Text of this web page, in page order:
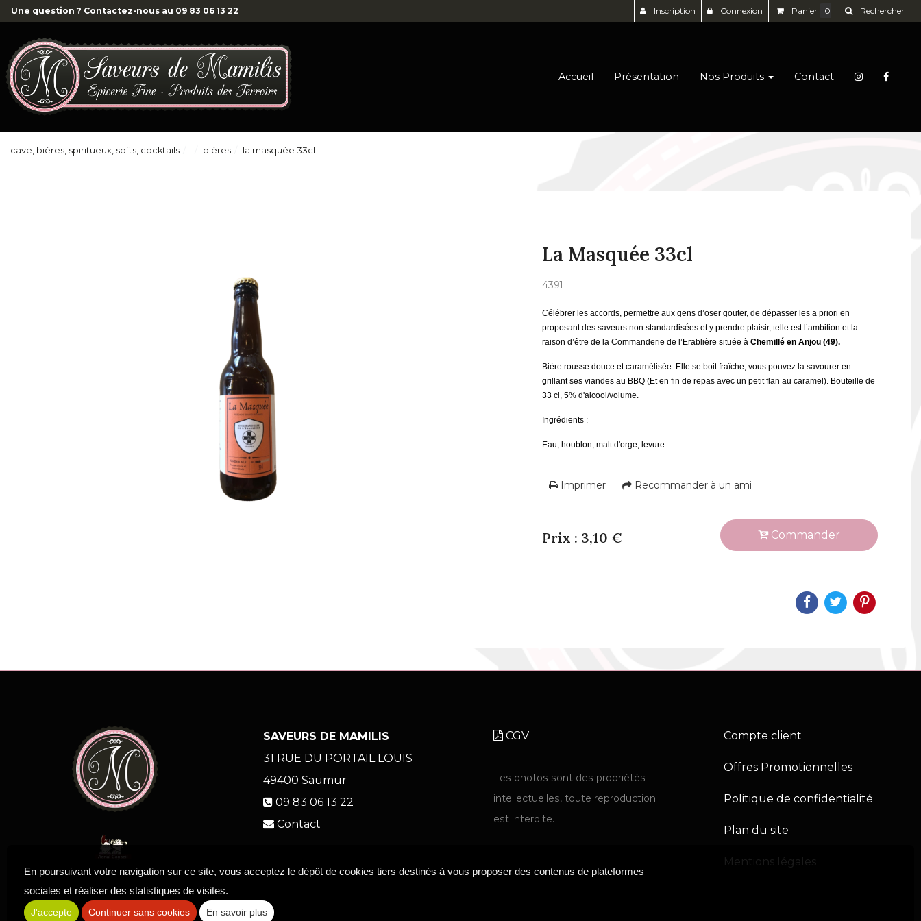
Accueil Présentation Nos Produits Contact
cave, bières, spiritueux, softs, cocktails bières la masquée 33cl
La Masquée 33cl
4391
Célébrer les accords, permettre aux gens d’oser gouter, de dépasser les a priori en
proposant des saveurs non standardisées et y prendre plaisir, telle est l’ambition et la
raison d’être de la Commanderie de l’Erablière située à Chemillé en Anjou (49).
Bière rousse douce et caramélisée.Elle se boit fraîche, vous pouvez la savourer en
grillant ses viandes au BBQ (Et en fin de repas avec un petit flan au caramel). Bouteille de
33 cl, 5% d'alcool/volume.
Ingrédients :
Eau, houblon, malt d'orge, levure.
Imprimer Recommander à un ami
Prix : 3,10 € Commander
Une question ? Contactez-nous au 09 83 06 13 22 Inscription Connexion Panier 0 Rechercher
SAVEURS DE MAMILIS
31 RUE DU PORTAIL LOUIS
49400 Saumur
09 83 06 13 22
Contact
CGV
Les photos sont des propriétés
intellectuelles, toute reproduction
est interdite.
Compte client
Offres Promotionnelles
Politique de confidentialité
Plan du site
Mentions légales
En poursuivant votre navigation sur ce site, vous acceptez le dépôt de cookies tiers destinés à vous proposer des contenus de plateformes
sociales et réaliser des statistiques de visites.
J'accepte Continuer sans cookies En savoir plus